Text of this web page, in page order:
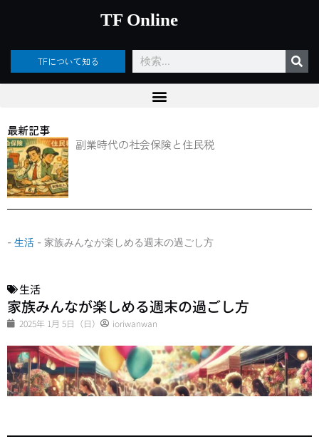
ッ
TF Online
TFについて知る
検
索
最新記事
副業時代の社会保険と住民税
- 生活 - 家族みんなが楽しめる週末の過ごし方
生活
家族みんなが楽しめる週末の過ごし方
2025年 1月 5日（日） ioriwanwan